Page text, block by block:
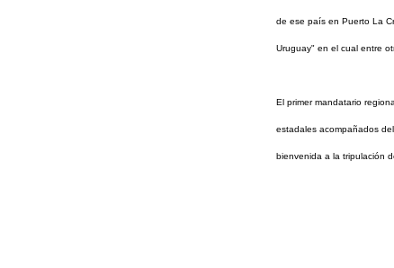
de ese país en Puerto La
Uruguay" en el cual entre
El primer mandatario
estadales acompañados
bienvenida a la tripulación